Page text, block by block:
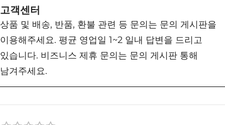
고객센터
상품 및 배송, 반품, 환불 관련 등 문의는 문의 게시판을
이용해주세요. 평균 영업일 1~2 일내 답변을 드리고
있습니다. 비즈니스 제휴 문의는 문의 게시판 통해
남겨주세요.